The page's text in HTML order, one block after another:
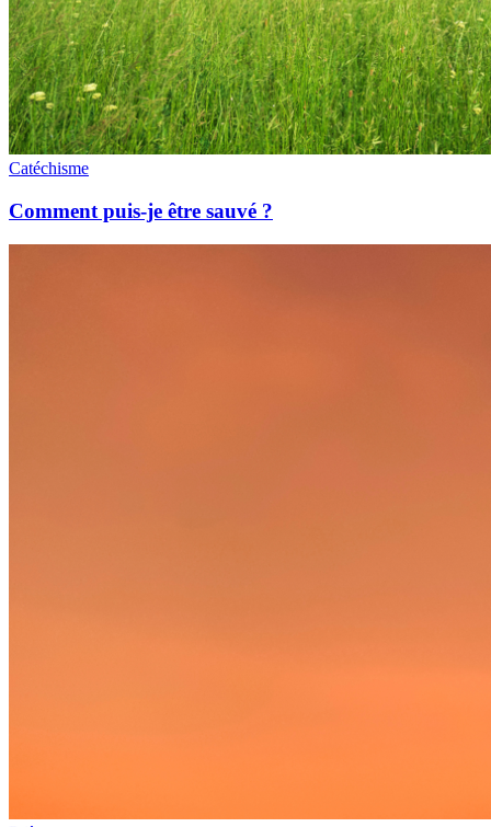
Catéchisme
Comment puis-je être sauvé ?